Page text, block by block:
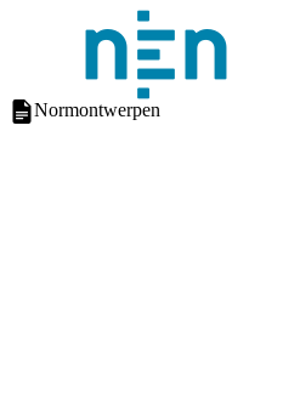
Normontwerpen